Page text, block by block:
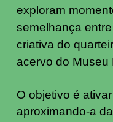
exploram
semelhança
criativa do
acervo do Museu
O objetivo é
aproximando-a